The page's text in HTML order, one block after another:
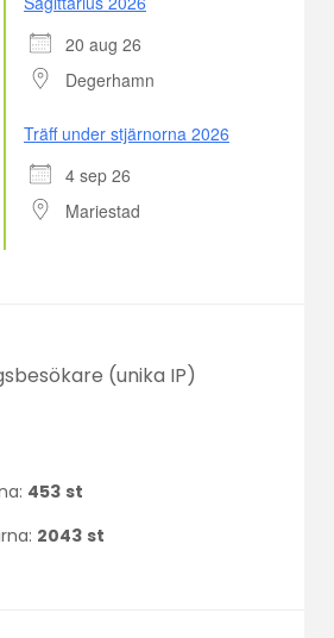
20 aug 26
Degerhamn
Träff under stjärnorna 2026
4 sep 26
Mariestad
(unika IP)
453 st
2043 st